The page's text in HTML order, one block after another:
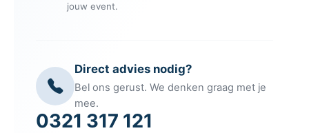
jouw event.
Direct advies nodig?
Bel ons gerust. We denken graag met je
mee.
0321 317 121